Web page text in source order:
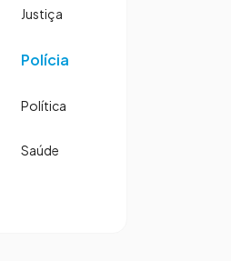
Justiça
Polícia
Política
Saúde